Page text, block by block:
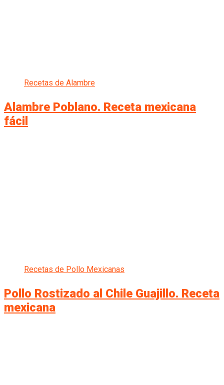
Recetas de Alambre
Alambre Poblano. Receta mexicana
fácil
Recetas de Pollo Mexicanas
Pollo Rostizado al Chile Guajillo. Receta
mexicana